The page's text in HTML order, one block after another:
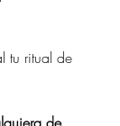
tu ritual de